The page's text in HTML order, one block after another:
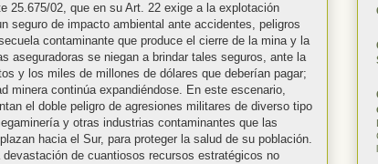
25.675/02, que en su Art. 22 exige a la explotación
seguro de impacto ambiental ante accidentes, peligros
contaminante que produce el cierre de la mina y la
aseguradoras se niegan a brindar tales seguros, ante la
y los miles de millones de dólares que deberían pagar;
minera continúa expandiéndose. En este escenario,
el doble peligro de agresiones militares de diverso tipo
y otras industrias contaminantes que las
hacia el Sur, para proteger la salud de su población.
de cuantiosos recursos estratégicos no